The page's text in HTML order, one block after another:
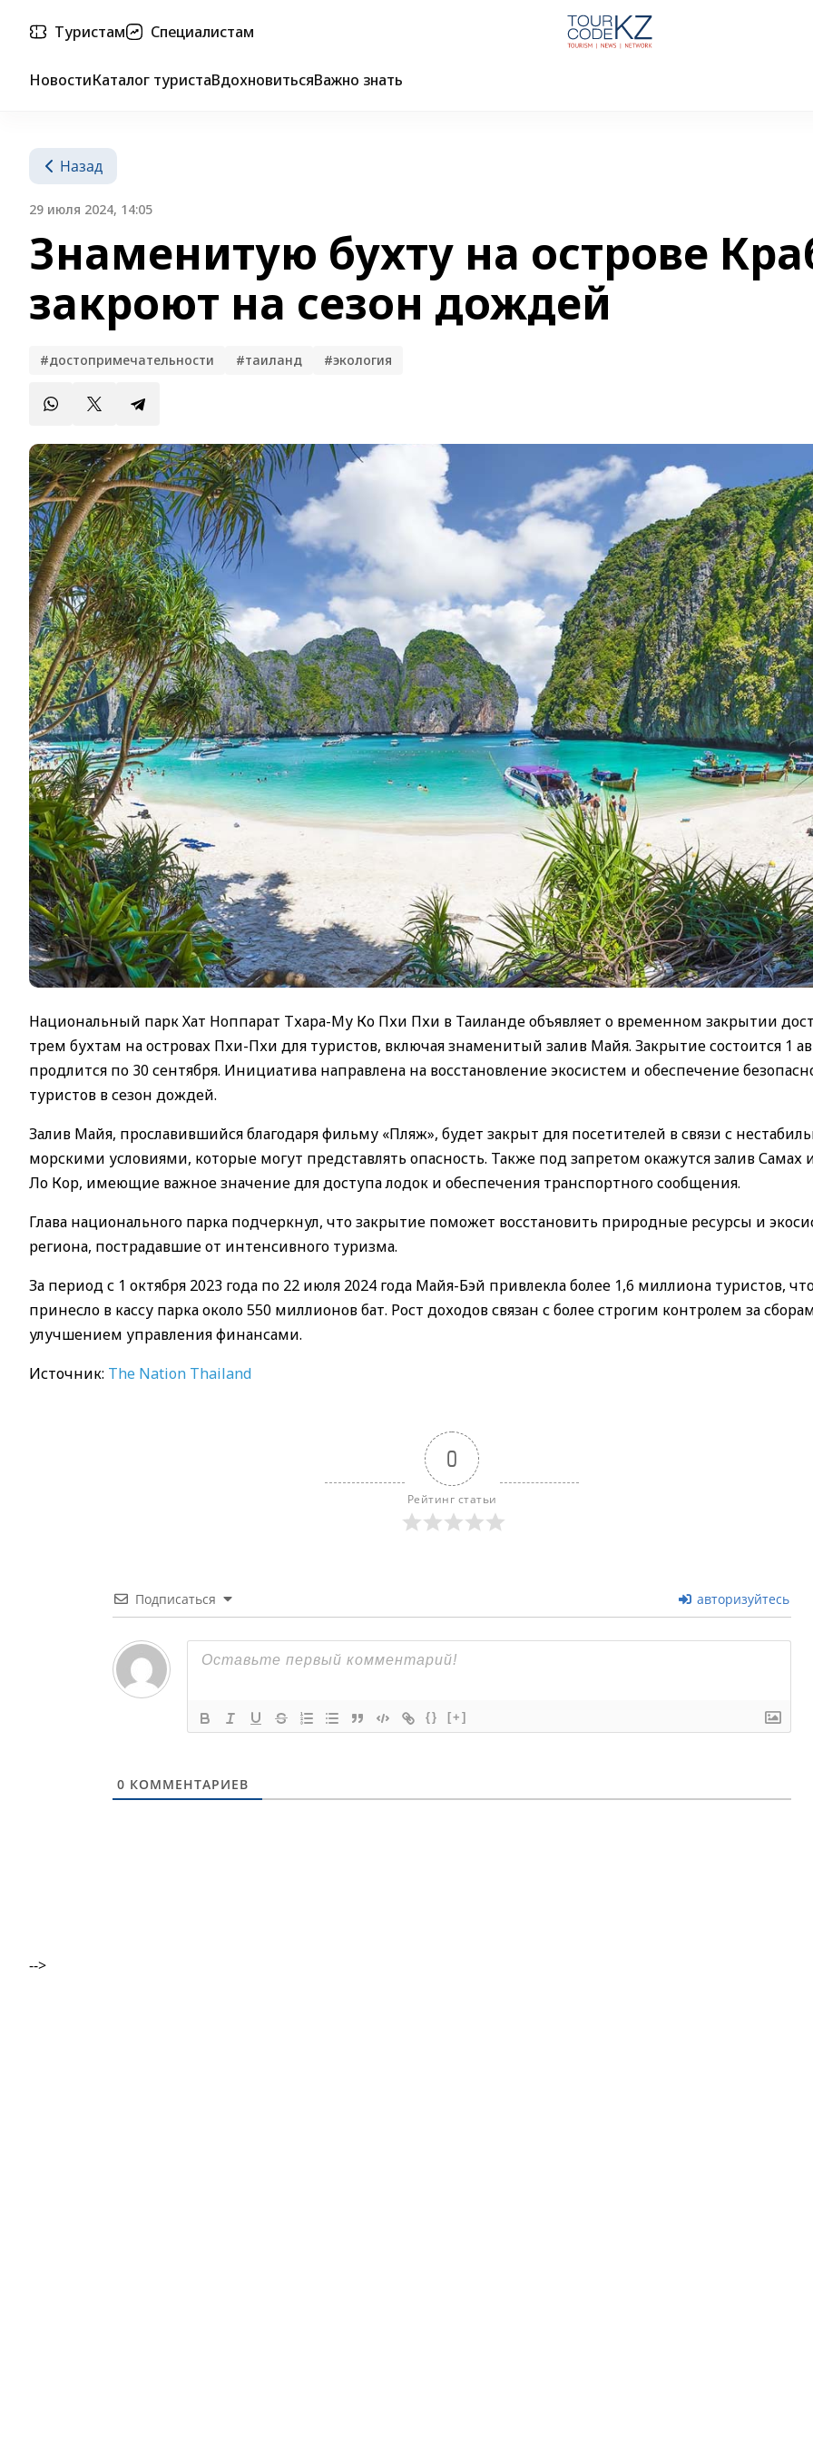
Туристам Специалистам
НовостиКаталог туристаВдохновитьсяВажно знать
Назад
29 июля 2024, 14:05
Знаменитую бухту на острове
закроют на сезон дождей
#достопримечательности #таиланд #экология
Национальный парк Хат Ноппарат Тхара-Му Ко Пхи Пхи в Таиланде объявляет о временном закрытии
трем бухтам на островах Пхи-Пхи для туристов, включая знаменитый залив Майя. Закрытие состоится 1
продлится по 30 сентября. Инициатива направлена на восстановление экосистем и обеспечение
туристов в сезон дождей.
Залив Майя, прославившийся благодаря фильму «Пляж», будет закрыт для посетителей в связи с
морскими условиями, которые могут представлять опасность. Также под запретом окажутся залив Самах
Ло Кор, имеющие важное значение для доступа лодок и обеспечения транспортного сообщения.
Глава национального парка подчеркнул, что закрытие поможет восстановить природные ресурсы и
региона, пострадавшие от интенсивного туризма.
За период с 1 октября 2023 года по 22 июля 2024 года Майя-Бэй привлекла более 1,6 миллиона туристов,
принесло в кассу парка около 550 миллионов бат. Рост доходов связан с более строгим контролем за
улучшением управления финансами.
Источник: The Nation Thailand
0
Рейтинг статьи
Подписаться авторизуйтесь
{} [+]
0 КОММЕНТАРИЕВ
-->